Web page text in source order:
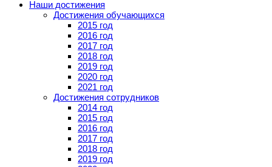
Наши достижения
Достижения обучающихся
2015 год
2016 год
2017 год
2018 год
2019 год
2020 год
2021 год
Достижения сотрудников
2014 год
2015 год
2016 год
2017 год
2018 год
2019 год